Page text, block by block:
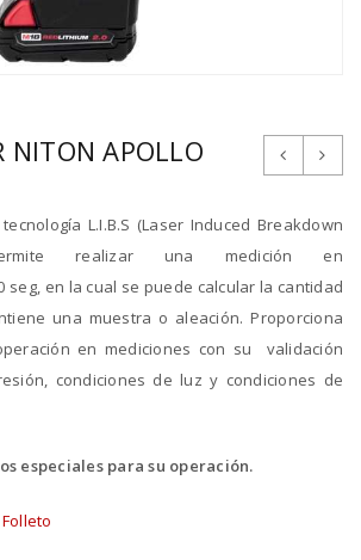
NITON APOLLO
L.I.B.S (Laser Induced Breakdown
realizar una medición en
seg, en la cual se puede calcular la cantidad
una muestra o aleación. Proporciona
en mediciones con su validación
condiciones de luz y condiciones de
especiales para su operación.